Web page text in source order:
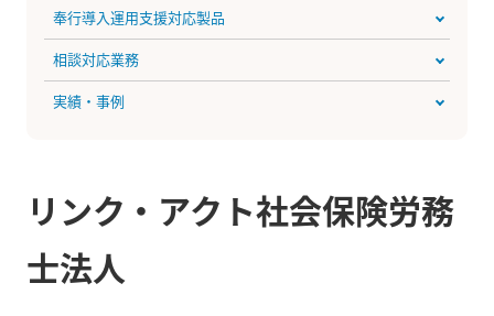
奉行導入運用支援対応製品
相談対応業務
実績・事例
リンク・アクト社会保険労務
士法人